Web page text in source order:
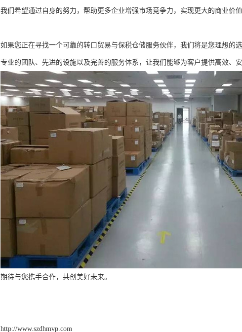
我们希望通过自身的努力，帮助更多企业增强市场竞争力，实现更大的商业价值
如果您正在寻找一个可靠的转口贸易与保税仓储服务伙伴，我们将是您理想的选
专业的团队、先进的设施以及完善的服务体系，让我们能够为客户提供高效、
期待与您携手合作，共创美好未来。
http://www.szdhmvp.com